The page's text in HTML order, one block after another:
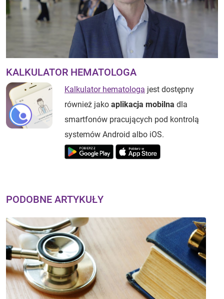
KALKULATOR HEMATOLOGA
Kalkulator hematologa jest dostępny
również jako aplikacja mobilna dla
smartfonów pracujących pod kontrolą
systemów Android albo iOS.
PODOBNE ARTYKUŁY